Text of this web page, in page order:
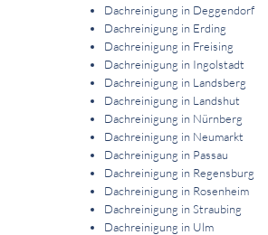
Dachreinigung in Deggendorf
Dachreinigung in Erding
Dachreinigung in Freising
Dachreinigung in Ingolstadt
Dachreinigung in Landsberg
Dachreinigung in Landshut
Dachreinigung in Nürnberg
Dachreinigung in Neumarkt
Dachreinigung in Passau
Dachreinigung in Regensburg
Dachreinigung in Rosenheim
Dachreinigung in Straubing
Dachreinigung in Ulm